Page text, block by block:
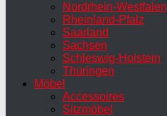
Nordrhein-Westfalen
Rheinland-Pfalz
Saarland
Sachsen
Schleswig-Holstein
Thüringen
Möbel
Accessoires
Sitzmöbel